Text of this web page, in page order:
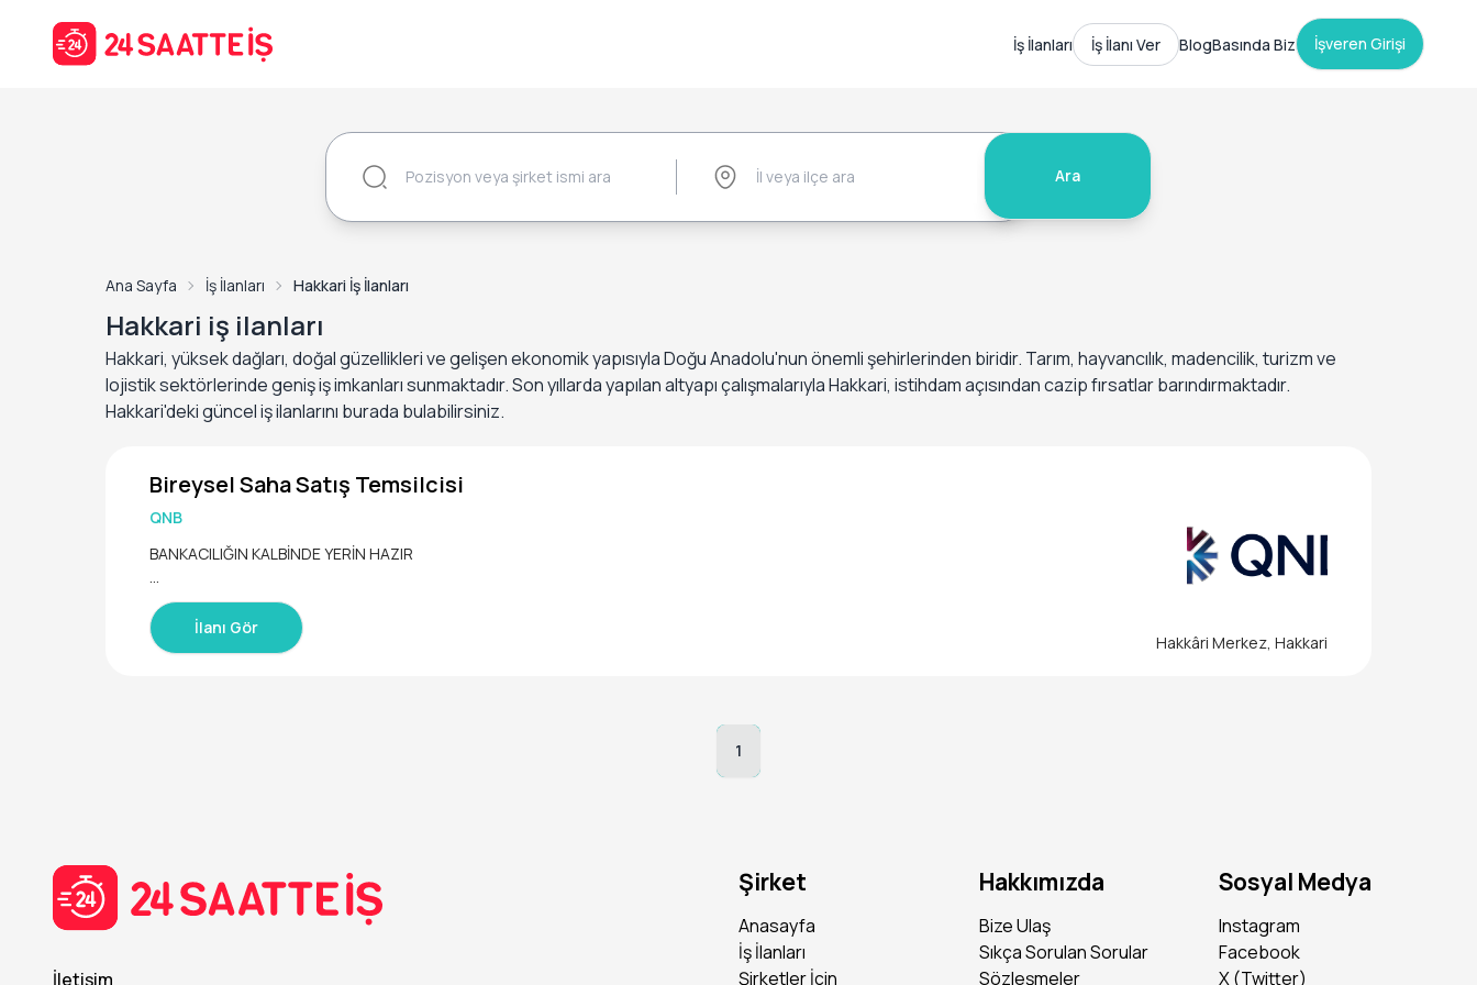
İş İlanları İş İlanı Ver BlogBasında Biz İşveren Girişi
Ara
Ana Sayfa İş İlanları Hakkari İş İlanları
Hakkari iş ilanları
Hakkari, yüksek dağları, doğal güzellikleri ve gelişen ekonomik yapısıyla Doğu Anadolu'nun önemli şehirlerinden biridir. Tarım, hayvancılık, madencilik, turizm ve
lojistik sektörlerinde geniş iş imkanları sunmaktadır. Son yıllarda yapılan altyapı çalışmalarıyla Hakkari, istihdam açısından cazip fırsatlar barındırmaktadır.
Hakkari'deki güncel iş ilanlarını burada bulabilirsiniz.
Hakkâri Merkez, Hakkari
Bireysel Saha Satış Temsilcisi
QNB
BANKACILIĞIN KALBİNDE YERİN HAZIR
Bankacılık mesleğinin kalbinde müşterilerin ihtiyaçları yatar. Bu ihtiyaçlara doğru yanıtı verebilmek adına iletişim yeteneğini ve analitik düşün
me becerilerini kullanarak fark yaratabileceğini düşünüyorsan, bireysel bankacılık ürünlerinin sahada satışını gerçekleştirebilirim diyorsan d
oğru yerdesin.
QNB için müşterilerinin mutluluğu kadar çalışanlarının da mutluluğu önemli. Kariyer yolculuğunda daima yanında olacak ve gelişimin için senin
Sahada aktif olarak çalışma fırsatı
Bankacılık kariyerine sağlam bir başlangıç
Çalışanlarının mutluluğuna ve gelişimine önem veren bir kurumun parçası olma
Satış yeteneklerinin değer göreceği ve ilerlemenin destekleneceği bir kariyer yolculuğu
İlanı Gör
1
İletişim
Şirket
Anasayfa
İş İlanları
Şirketler İçin
Hakkımızda
Bize Ulaş
Sıkça Sorulan Sorular
Sözleşmeler
Sosyal Medya
Instagram
Facebook
X (Twitter)